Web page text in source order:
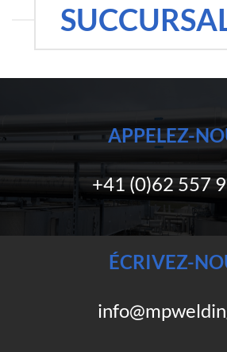
APPELEZ-
+41 (0)62 557
ÉCRIVEZ-